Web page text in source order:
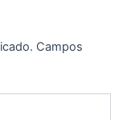
Campos